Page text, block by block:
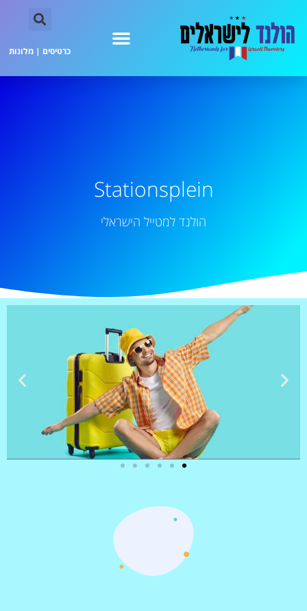
כרטיסים | מלונות
Stationsplein
הולנד למטייל הישראלי